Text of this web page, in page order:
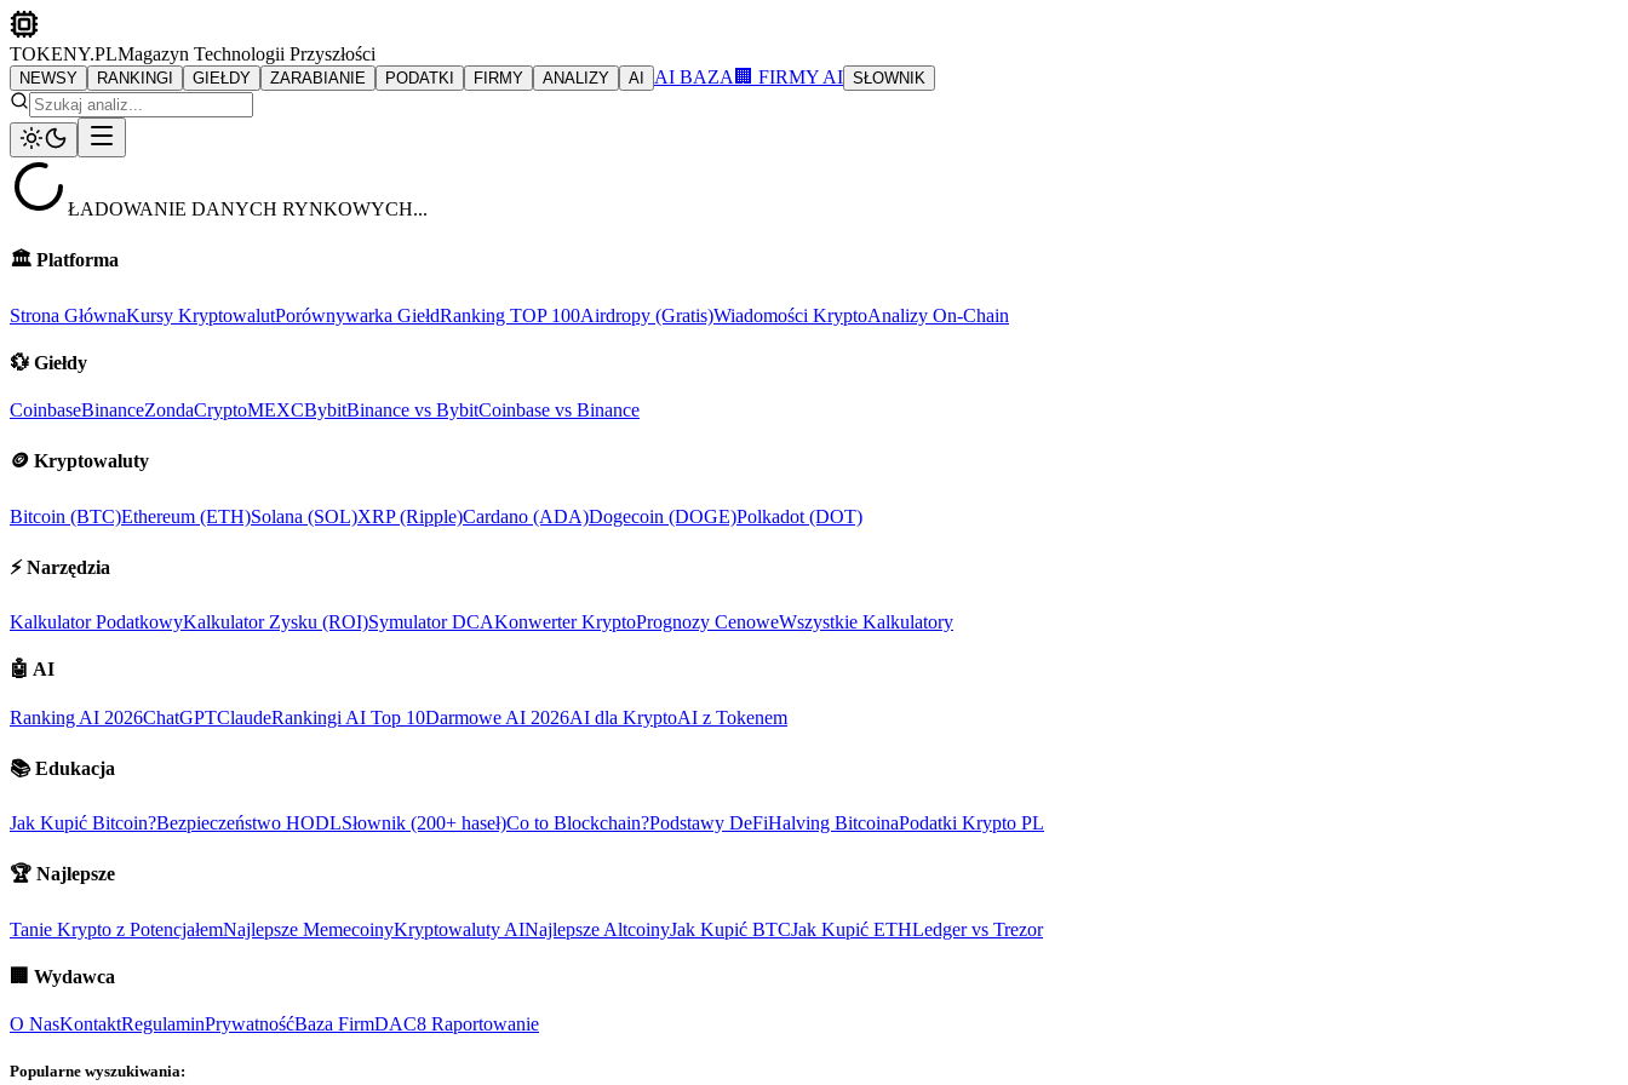
TOKENY.PLMagazyn Technologii Przyszłości
NEWSY RANKINGI GIEŁDY ZARABIANIE PODATKI FIRMY ANALIZY AI AI BAZA 🏢 FIRMY AI SŁOWNIK
ŁADOWANIE DANYCH RYNKOWYCH...
🏛️ Platforma
Strona GłównaKursy KryptowalutPorównywarka GiełdRanking TOP 100Airdropy (Gratis)Wiadomości KryptoAnalizy On-Chain
💱 Giełdy
CoinbaseBinanceZondaCryptoMEXCBybitBinance vs BybitCoinbase vs Binance
🪙 Kryptowaluty
Bitcoin (BTC)Ethereum (ETH)Solana (SOL)XRP (Ripple)Cardano (ADA)Dogecoin (DOGE)Polkadot (DOT)
⚡ Narzędzia
Kalkulator PodatkowyKalkulator Zysku (ROI)Symulator DCAKonwerter KryptoPrognozy CenoweWszystkie Kalkulatory
🤖 AI
Ranking AI 2026ChatGPTClaudeRankingi AI Top 10Darmowe AI 2026AI dla KryptoAI z Tokenem
📚 Edukacja
Jak Kupić Bitcoin?Bezpieczeństwo HODLSłownik (200+ haseł)Co to Blockchain?Podstawy DeFiHalving BitcoinaPodatki Krypto PL
🏆 Najlepsze
Tanie Krypto z PotencjałemNajlepsze MemecoinyKryptowaluty AINajlepsze AltcoinyJak Kupić BTCJak Kupić ETHLedger vs Trezor
🏢 Wydawca
O NasKontaktRegulaminPrywatnośćBaza FirmDAC8 Raportowanie
Popularne wyszukiwania: